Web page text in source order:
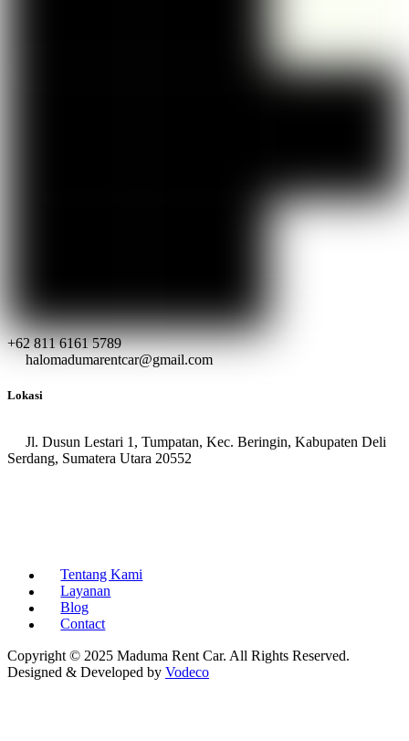
+62 811 6161 5789
halomadumarentcar@gmail.com
Lokasi
Jl. Dusun Lestari 1, Tumpatan, Kec. Beringin, Kabupaten Deli
Serdang, Sumatera Utara 20552
Tentang Kami
Layanan
Blog
Contact
Copyright © 2025 Maduma Rent Car. All Rights Reserved.
Designed & Developed by Vodeco